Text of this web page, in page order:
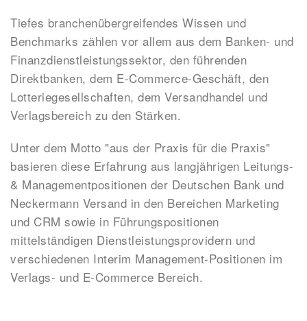
Tiefes branchenübergreifendes Wissen und
Benchmarks zählen vor allem aus dem Banken- und
Finanzdienstleistungssektor, den führenden
Direktbanken, dem E-Commerce-Geschäft, den
Lotteriegesellschaften, dem Versandhandel und
Verlagsbereich zu den Stärken.
Unter dem Motto "aus der Praxis für die Praxis"
basieren diese Erfahrung aus langjährigen Leitungs-
& Managementpositionen der Deutschen Bank und
Neckermann Versand in den Bereichen Marketing
und CRM sowie in Führungspositionen
mittelständigen Dienstleistungsprovidern und
verschiedenen Interim Management-Positionen im
Verlags- und E-Commerce Bereich.